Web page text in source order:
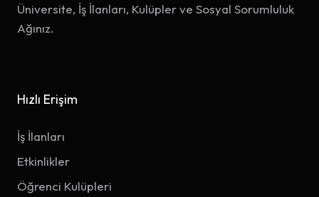
Üniversite, İş İlanları, Kulüpler ve Sosyal Sorumluluk
Ağınız.
Hızlı Erişim
İş İlanları
Etkinlikler
Öğrenci Kulüpleri